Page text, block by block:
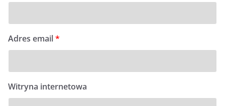
Adres email*
Witryna internetowa